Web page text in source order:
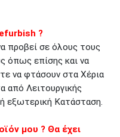
?
προβεί σε όλους τους
όπως επίσης και να
να φτάσουν στα Χέρια
από Λειτουργικής
εξωτερική Κατάσταση.
μου ? Θα έχει